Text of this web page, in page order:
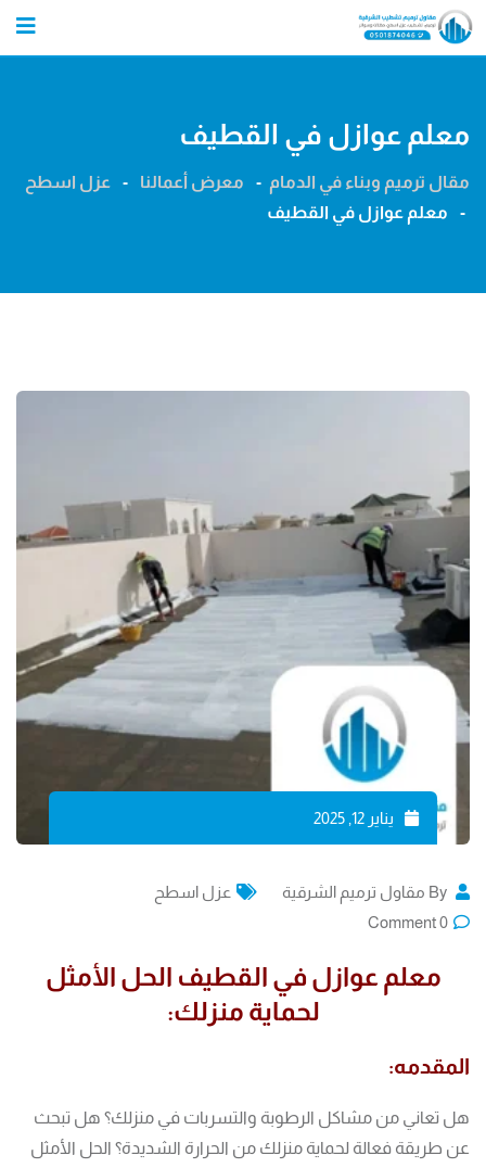
Skip
معلم عوازل في القطيف
مقال ترميم وبناء في الدمام - معرض أعمالنا -
عزل اسطح
-
معلم عوازل في القطيف
يناير 12, 2025
By مقاول ترميم الشرقية
عزل اسطح
0
Comment
معلم عوازل في القطيف الحل الأمثل
لحماية منزلك:
المقدمه:
هل تعاني من مشاكل الرطوبة والتسربات في منزلك؟ هل تبحث
عن طريقة فعالة لحماية منزلك من الحرارة الشديدة؟ الحل الأمثل